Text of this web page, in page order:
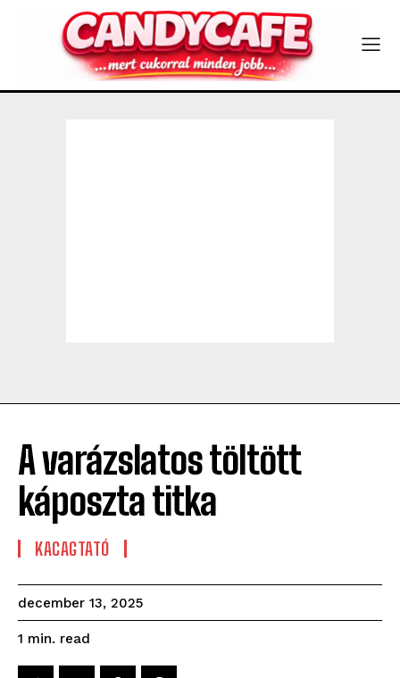
A varázslatos töltött
káposzta titka
KACAGTATÓ
december 13, 2025
1 min. read